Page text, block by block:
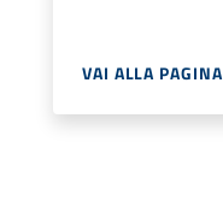
VAI ALLA PAGINA